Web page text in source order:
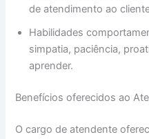
de atendimento ao
Habilidades
simpatia, paciência,
aprender.
Benefícios oferecidos ao
O cargo de atendente